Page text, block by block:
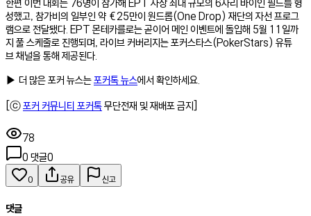
한편 이번 대회는 76명이 참가해 EPT 사상 최대 규모의 6자리 바이인 필드를 형
성했고, 참가비의 일부인 약 €25만이 원드롭(One Drop) 재단의 자선 프로그
램으로 전달됐다. EPT 몬테카를로는 곧이어 메인 이벤트에 돌입해 5월 11일까
지 풀 스케줄로 진행되며, 라이브 커버리지는 포커스타스(PokerStars) 유튜
브 채널을 통해 제공된다.
▶ 더 많은 포커 뉴스는포커톡 뉴스에서 확인하세요.
[ⓒ포커 커뮤니티 포커톡무단전재 및 재배포 금지]
78
0 댓글0
0 공유 신고
댓글